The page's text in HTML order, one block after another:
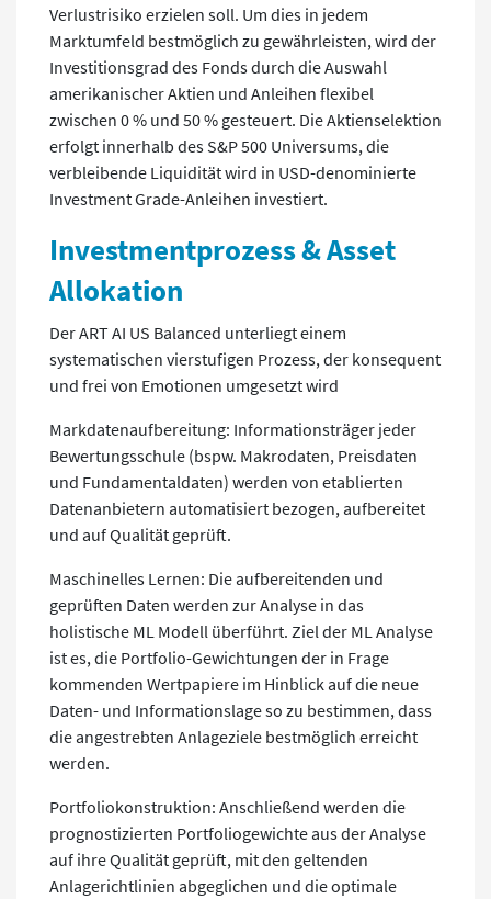
Verlustrisiko erzielen soll. Um dies in jedem
Marktumfeld bestmöglich zu gewährleisten, wird der
Investitionsgrad des Fonds durch die Auswahl
amerikanischer Aktien und Anleihen flexibel
zwischen 0 % und 50 % gesteuert. Die Aktienselektion
erfolgt innerhalb des S&P 500 Universums, die
verbleibende Liquidität wird in USD-denominierte
Investment Grade-Anleihen investiert.
Investmentprozess & Asset
Allokation
Der ART AI US Balanced unterliegt einem
systematischen vierstufigen Prozess, der konsequent
und frei von Emotionen umgesetzt wird
Markdatenaufbereitung: Informationsträger jeder
Bewertungsschule (bspw. Makrodaten, Preisdaten
und Fundamentaldaten) werden von etablierten
Datenanbietern automatisiert bezogen, aufbereitet
und auf Qualität geprüft.
Maschinelles Lernen: Die aufbereitenden und
geprüften Daten werden zur Analyse in das
holistische ML Modell überführt. Ziel der ML Analyse
ist es, die Portfolio-Gewichtungen der in Frage
kommenden Wertpapiere im Hinblick auf die neue
Daten- und Informationslage so zu bestimmen, dass
die angestrebten Anlageziele bestmöglich erreicht
werden.
Portfoliokonstruktion: Anschließend werden die
prognostizierten Portfoliogewichte aus der Analyse
auf ihre Qualität geprüft, mit den geltenden
Anlagerichtlinien abgeglichen und die optimale